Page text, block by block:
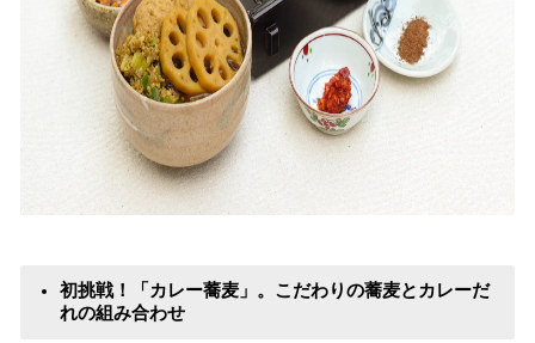
初挑戦！「カレー蕎麦」。こだわりの蕎麦とカレーだ
れの組み合わせ